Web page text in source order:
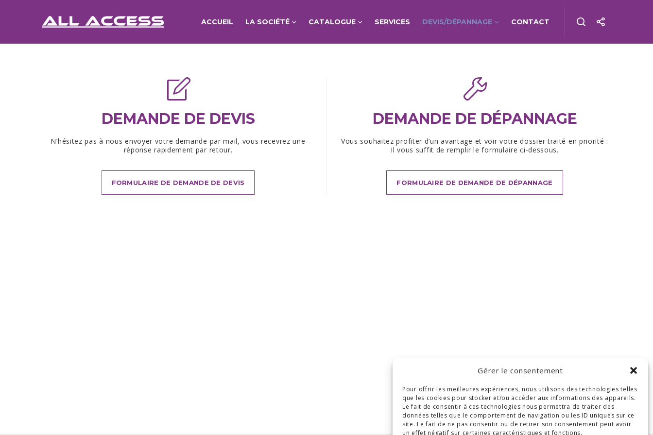
Gérer le consentement
Pour offrir les meilleures expériences, nous utilisons des technologies telles
que les cookies pour stocker et/ou accéder aux informations des appareils.
Le fait de consentir à ces technologies nous permettra de traiter des
données telles que le comportement de navigation ou les ID uniques sur ce
site. Le fait de ne pas consentir ou de retirer son consentement peut avoir
un effet négatif sur certaines caractéristiques et fonctions.
ACCUEIL LA SOCIÉTÉ CATALOGUE SERVICES DEVIS/DÉPANNAGE CONTACT
DEMANDE DE DEVIS
N’hésitez pas à nous envoyer votre demande par mail, vous recevrez une
réponse rapidement par retour.
FORMULAIRE DE DEMANDE DE DEVIS
DEMANDE DE DÉPANNAGE
Vous souhaitez profiter d’un avantage et voir votre dossier traité en priorité :
Il vous suffit de remplir le formulaire ci-dessous.
FORMULAIRE DE DEMANDE DE DÉPANNAGE